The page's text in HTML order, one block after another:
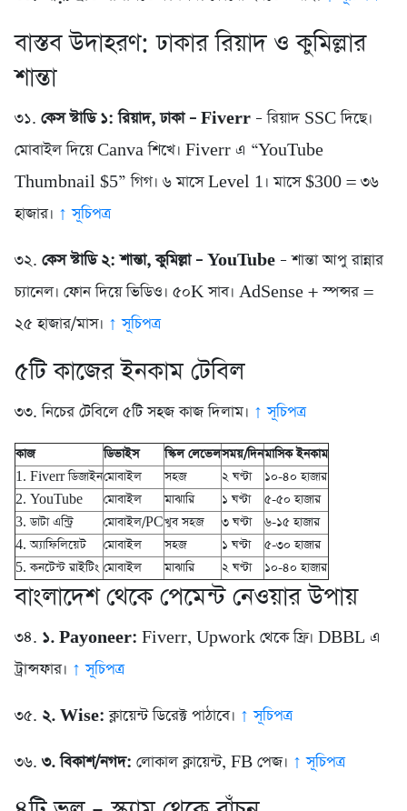
বাস্তব উদাহরণ: ঢাকার রিয়াদ ও কুমিল্লার
শান্তা
৩১. কেস স্টাডি ১: রিয়াদ, ঢাকা – Fiverr – রিয়াদ SSC দিছে।
মোবাইল দিয়ে Canva শিখে। Fiverr এ “YouTube
Thumbnail $5” গিগ। ৬ মাসে Level 1। মাসে $300 = ৩৬
হাজার। ↑ সূচিপত্র
৩২. কেস স্টাডি ২: শান্তা, কুমিল্লা – YouTube – শান্তা আপু রান্নার
চ্যানেল। ফোন দিয়ে ভিডিও। ৫০K সাব। AdSense + স্পন্সর =
২৫ হাজার/মাস। ↑ সূচিপত্র
৫টি কাজের ইনকাম টেবিল
৩৩. নিচের টেবিলে ৫টি সহজ কাজ দিলাম। ↑ সূচিপত্র
কাজ ডিভাইস স্কিল লেভেলসময়/দিনমাসিক ইনকাম
1. Fiverr ডিজাইনমোবাইল সহজ ২ ঘণ্টা
১০-৪০ হাজার
2. YouTube
মোবাইল মাঝারি ১ ঘণ্টা
৫-৫০ হাজার
3. ডাটা এন্ট্রি
মোবাইল/PCখুব সহজ ৩ ঘণ্টা
৬-১৫ হাজার
4. অ্যাফিলিয়েট
মোবাইল সহজ ১ ঘণ্টা
৫-৩০ হাজার
5. কনটেন্ট রাইটিং মোবাইল মাঝারি ২ ঘণ্টা ১০-৪০ হাজার
বাংলাদেশ থেকে পেমেন্ট নেওয়ার উপায়
৩৪. ১. Payoneer: Fiverr, Upwork থেকে ফ্রি। DBBL এ
ট্রান্সফার। ↑ সূচিপত্র
৩৫. ২. Wise: ক্লায়েন্ট ডিরেক্ট পাঠাবে। ↑ সূচিপত্র
৩৬. ৩. বিকাশ/নগদ: লোকাল ক্লায়েন্ট, FB পেজ। ↑ সূচিপত্র